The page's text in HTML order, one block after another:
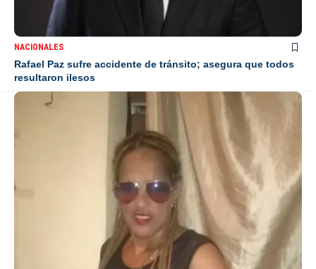
NACIONALES
Rafael Paz sufre accidente de tránsito; asegura que todos
resultaron ilesos